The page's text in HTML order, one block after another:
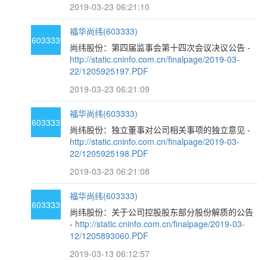
2019-03-23 06:21:10
603333
福华尚纬(603333)
尚纬股份：第四届监事会第十四次会议决议公告 -
http://static.cninfo.com.cn/finalpage/2019-03-
22/1205925197.PDF
2019-03-23 06:21:09
603333
福华尚纬(603333)
尚纬股份：独立董事对公司相关事项的独立意见 -
http://static.cninfo.com.cn/finalpage/2019-03-
22/1205925198.PDF
2019-03-23 06:21:08
603333
福华尚纬(603333)
尚纬股份：关于公司控股股东部分股份解质的公告
- http://static.cninfo.com.cn/finalpage/2019-03-
12/1205893060.PDF
2019-03-13 06:12:57